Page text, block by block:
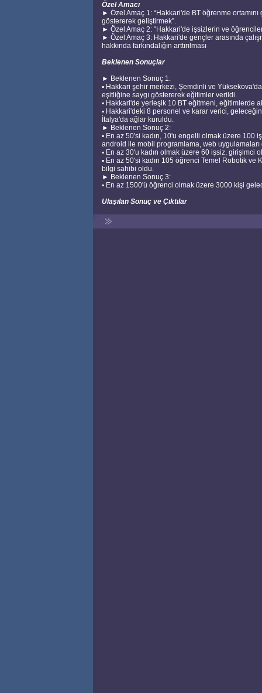
Özel Amacı
► Özel Amaç 1: “Hakkari'de BT öğrenme
göstererek geliştirmek”.
► Özel Amaç 2: “Hakkari'de işsizlerin ve
► Özel Amaç 3: Hakkari'de gençler arasında
hakkında farkındalığın arttırılması
Beklenen Sonuçlar
► Beklenen Sonuç 1:
▪ Hakkari şehir merkezi, Şemdinli ve
eşitliğine saygı göstererek eğitimler verildi.
▪ Hakkari'de yerleşik 10 BT eğitmeni, eğitimlerde
▪ Hakkari'deki 8 personel ve karar verici,
İtalya'da ağlar kuruldu.
► Beklenen Sonuç 2:
▪ En az 50'si kadın, 10'u engelli olmak üzere 100
android ile mobil programlama, web
▪ En az 30'u kadın olmak üzere 60 işsiz, girişimci
▪ En az 50'si kadın 105 öğrenci Temel Robotik
bilgi sahibi oldu.
► Beklenen Sonuç 3:
▪ En az 1500'ü öğrenci olmak üzere 3000 kişi
Ulaşılan Sonuç ve Çıktılar